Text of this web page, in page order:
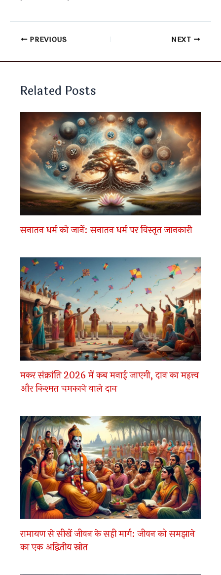
PREVIOUS NEXT
Related Posts
सनातन धर्म को जानें: सनातन धर्म पर विस्तृत जानकारी
मकर संक्रांति 2026 में कब मनाई जाएगी, दान का महत्त्व
और किश्मत चमकाने वाले दान
रामायण से सीखें जीवन के सही मार्ग: जीवन को समझाने
का एक अद्वितीय स्रोत